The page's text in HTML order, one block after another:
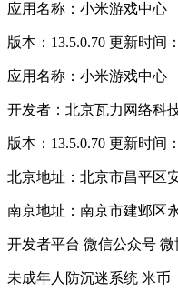
应用名称：小米游戏中心
版本：13.5.0.70 更新时间
应用名称：小米游戏中心
开发者：北京瓦力网络科
版本：13.5.0.70 更新时间
北京地址：北京市昌平区
南京地址：南京市建邺区
开发者平台 微信公众号 微
未成年人防沉迷系统 米币